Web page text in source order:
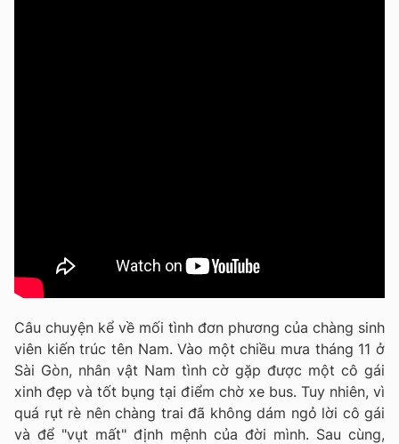
Câu chuyện kể về mối tình đơn phương của chàng sinh
viên kiến trúc tên Nam. Vào một chiều mưa tháng 11 ở
Sài Gòn, nhân vật Nam tình cờ gặp được một cô gái
xinh đẹp và tốt bụng tại điểm chờ xe bus. Tuy nhiên, vì
quá rụt rè nên chàng trai đã không dám ngỏ lời cô gái
và để "vụt mất" định mệnh của đời mình. Sau cùng,